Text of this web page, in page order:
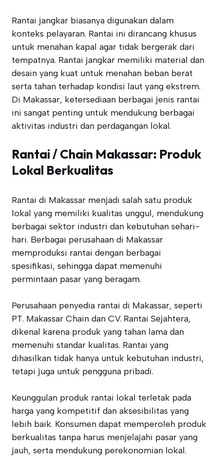
Rantai jangkar biasanya digunakan dalam
konteks pelayaran. Rantai ini dirancang khusus
untuk menahan kapal agar tidak bergerak dari
tempatnya. Rantai jangkar memiliki material dan
desain yang kuat untuk menahan beban berat
serta tahan terhadap kondisi laut yang ekstrem.
Di Makassar, ketersediaan berbagai jenis rantai
ini sangat penting untuk mendukung berbagai
aktivitas industri dan perdagangan lokal.
Rantai / Chain Makassar: Produk
Lokal Berkualitas
Rantai di Makassar menjadi salah satu produk
lokal yang memiliki kualitas unggul, mendukung
berbagai sektor industri dan kebutuhan sehari-
hari. Berbagai perusahaan di Makassar
memproduksi rantai dengan berbagai
spesifikasi, sehingga dapat memenuhi
permintaan pasar yang beragam.
Perusahaan penyedia rantai di Makassar, seperti
PT. Makassar Chain dan CV. Rantai Sejahtera,
dikenal karena produk yang tahan lama dan
memenuhi standar kualitas. Rantai yang
dihasilkan tidak hanya untuk kebutuhan industri,
tetapi juga untuk pengguna pribadi.
Keunggulan produk rantai lokal terletak pada
harga yang kompetitif dan aksesibilitas yang
lebih baik. Konsumen dapat memperoleh produk
berkualitas tanpa harus menjelajahi pasar yang
jauh, serta mendukung perekonomian lokal.